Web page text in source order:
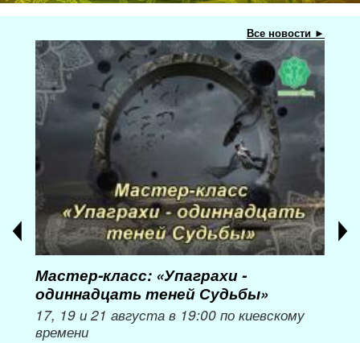
Все новости ►
Мастер-класс: «Упаграхи -
одиннадцать теней Судьбы»
17, 19 и 21 августа в 19:00 по киевскому
времени